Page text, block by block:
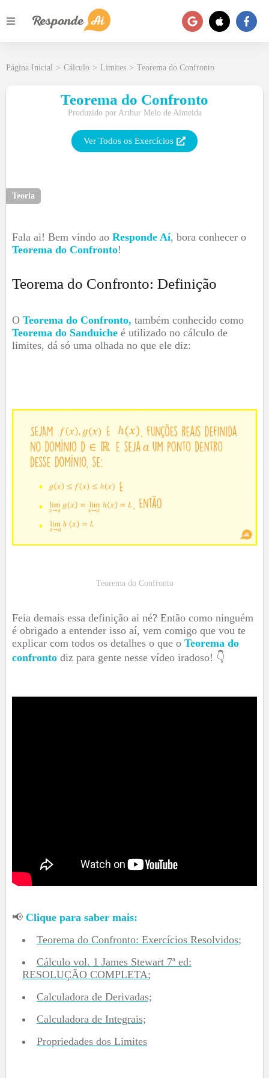
Página Inicial > Cálculo > Limites > Teorema do Confronto
Teorema do Confronto
Produzido por Arthur Melo de Almeida
Ver Todos os Exercícios
Teoria
Fala ai! Bem vindo ao Responde Aí, bora conhecer o
Teorema do Confronto!
Teorema do Confronto: Definição
O Teorema do Confronto, também conhecido como
Teorema do Sanduiche é utilizado no cálculo de
limites, dá só uma olhada no que ele diz:
Teorema do Confronto
Feia demais essa definição ai né? Então como ninguém
é obrigado a entender isso aí, vem comigo que vou te
explicar com todos os detalhes o que o Teorema do
confronto diz para gente nesse vídeo iradoso! 👇
📢 Clique para saber mais:
Teorema do Confronto: Exercícios Resolvidos;
Cálculo vol. 1 James Stewart 7ª ed:
RESOLUÇÃO COMPLETA;
Calculadora de Derivadas;
Calculadora de Integrais;
Propriedades dos Limites